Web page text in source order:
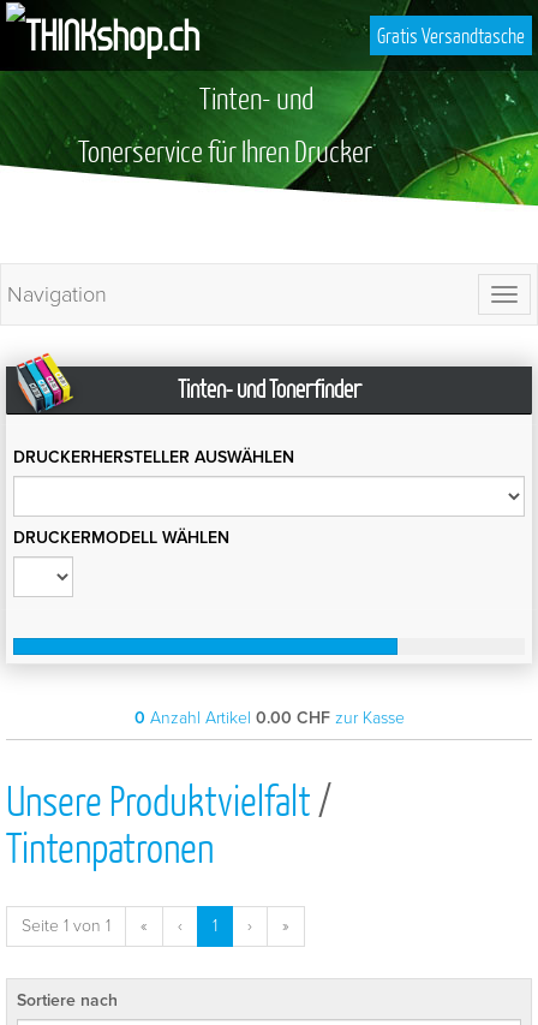
Gratis Versandtasche
Tinten- und
Tonerservice für Ihren Drucker
Navigation
Tinten- und Tonerfinder
DRUCKERHERSTELLER AUSWÄHLEN
DRUCKERMODELL WÄHLEN
0 Anzahl Artikel 0.00 CHF zur Kasse
Unsere Produktvielfalt/
Tintenpatronen
Seite 1 von 1 « ‹ 1 › »
Sortiere nach